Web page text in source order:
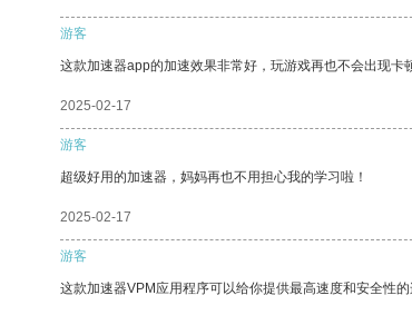
游客
这款加速器app的加速效果非常好，玩游戏再也不会出现卡
2025-02-17
游客
超级好用的加速器，妈妈再也不用担心我的学习啦！
2025-02-17
游客
这款加速器VPM应用程序可以给你提供最高速度和安全性的